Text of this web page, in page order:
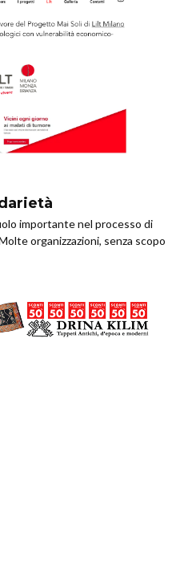
importante nel processo di
organizzazioni, senza scopo